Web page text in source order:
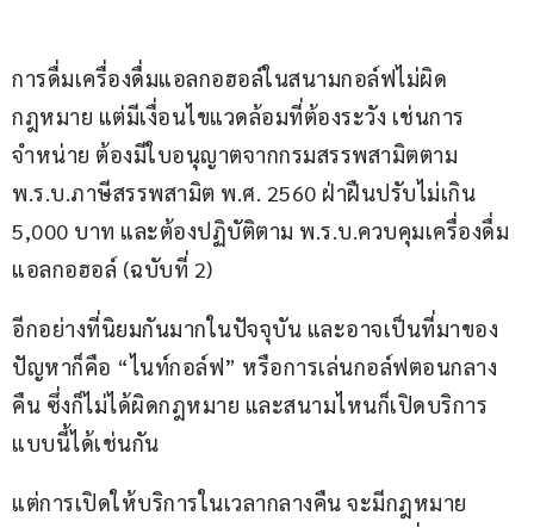
การดื่มเครื่องดื่มแอลกอฮอล์ในสนามกอล์ฟไม่ผิด
กฎหมาย แต่มีเงื่อนไขแวดล้อมที่ต้องระวัง เช่นการ
จำหน่าย ต้องมีใบอนุญาตจากกรมสรรพสามิตตาม
พ.ร.บ.ภาษีสรรพสามิต พ.ศ. 2560 ฝ่าฝืนปรับไม่เกิน
5,000 บาท และต้องปฏิบัติตาม พ.ร.บ.ควบคุมเครื่องดื่ม
แอลกอฮอล์ (ฉบับที่ 2)
อีกอย่างที่นิยมกันมากในปัจจุบัน และอาจเป็นที่มาของ
ปัญหาก็คือ “ไนท์กอล์ฟ” หรือการเล่นกอล์ฟตอนกลาง
คืน ซึ่งก็ไม่ได้ผิดกฎหมาย และสนามไหนก็เปิดบริการ
แบบนี้ได้เช่นกัน
แต่การเปิดให้บริการในเวลากลางคืน จะมีกฎหมาย